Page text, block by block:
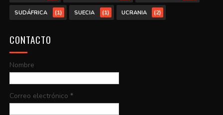
SUDÁFRICA (1) SUECIA (1) UCRANIA (2)
CONTACTO
Nombre
Correo electrónico *